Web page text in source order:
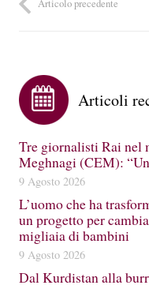
Articolo precedente
Articoli
Tre giornalisti Rai nel
Meghnagi (CEM):
9 Agosto 2026
L’uomo che ha
un progetto per
migliaia di bambini
9 Agosto 2026
Dal Kurdistan alla